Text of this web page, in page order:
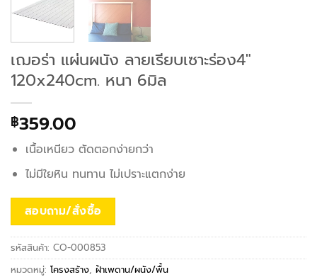
เฌอร่า แผ่นผนัง ลายเรียบเซาะร่อง4″
120x240cm. หนา 6มิล
฿359.00
เนื้อเหนียว ตัดตอกง่ายกว่า
ไม่มีใยหิน ทนทาน ไม่เปราะแตกง่าย
สอบถาม/สั่งซื้อ
รหัสสินค้า: CO-000853
หมวดหมู่: โครงสร้าง, ฝ้าเพดาน/ผนัง/พื้น